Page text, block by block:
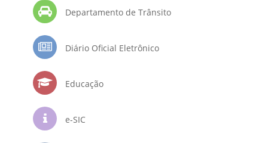
Departamento de Trânsito
Diário Oficial Eletrônico
Educação
e-SIC